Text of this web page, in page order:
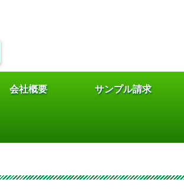
会社概要 サンプル請求
してもいい？対策